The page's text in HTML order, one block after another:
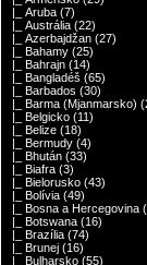
|_ Aruba (7)
|_ Austrália (22)
|_ Azerbajdžan (27)
|_ Bahamy (25)
|_ Bahrajn (14)
|_ Bangladéš (65)
|_ Barbados (30)
|_ Barma (Mjanmarsko)
|_ Belgicko (11)
|_ Belize (18)
|_ Bermudy (4)
|_ Bhután (33)
|_ Biafra (3)
|_ Bielorusko (43)
|_ Bolívia (49)
|_ Bosna a Hercegovina
|_ Botswana (16)
|_ Brazília (74)
|_ Brunej (16)
|_ Bulharsko (55)